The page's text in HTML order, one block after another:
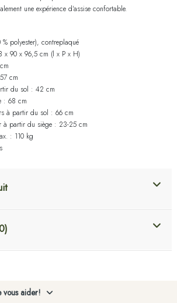
une expérience d'assise confortable.
polyester), contreplaqué
x 90 x 96,5 cm (l x P x H)
cm
du sol : 42 cm
: 68 cm
à partir du sol : 66 cm
à partir du siège : 23-25 cm
: 110 kg
vous aider!